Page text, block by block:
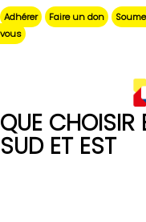
Aller
au
contenu
Adhérer Faire un don
vous
QUE CHOISIR
SUD ET EST